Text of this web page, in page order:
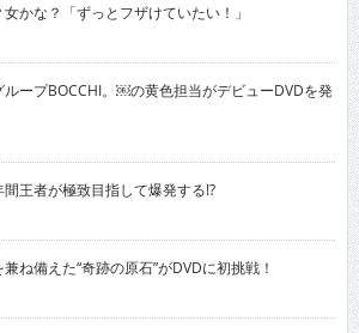
かな？「ずっとフザけていたい！」
ープBOCCHI。￼の黄色担当がデビューDVDを発
王者が極致目指して爆発する!?
ね備えた“奇跡の原石”がDVDに初挑戦！